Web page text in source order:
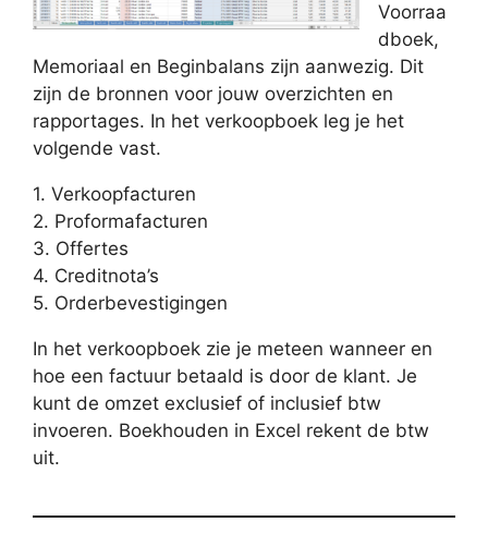
Voorraa
dboek,
Memoriaal en Beginbalans zijn aanwezig. Dit
zijn de bronnen voor jouw overzichten en
rapportages. In het verkoopboek leg je het
volgende vast.
1. Verkoopfacturen
2. Proformafacturen
3. Offertes
4. Creditnota’s
5. Orderbevestigingen
In het verkoopboek zie je meteen wanneer en
hoe een factuur betaald is door de klant. Je
kunt de omzet exclusief of inclusief btw
invoeren. Boekhouden in Excel rekent de btw
uit.